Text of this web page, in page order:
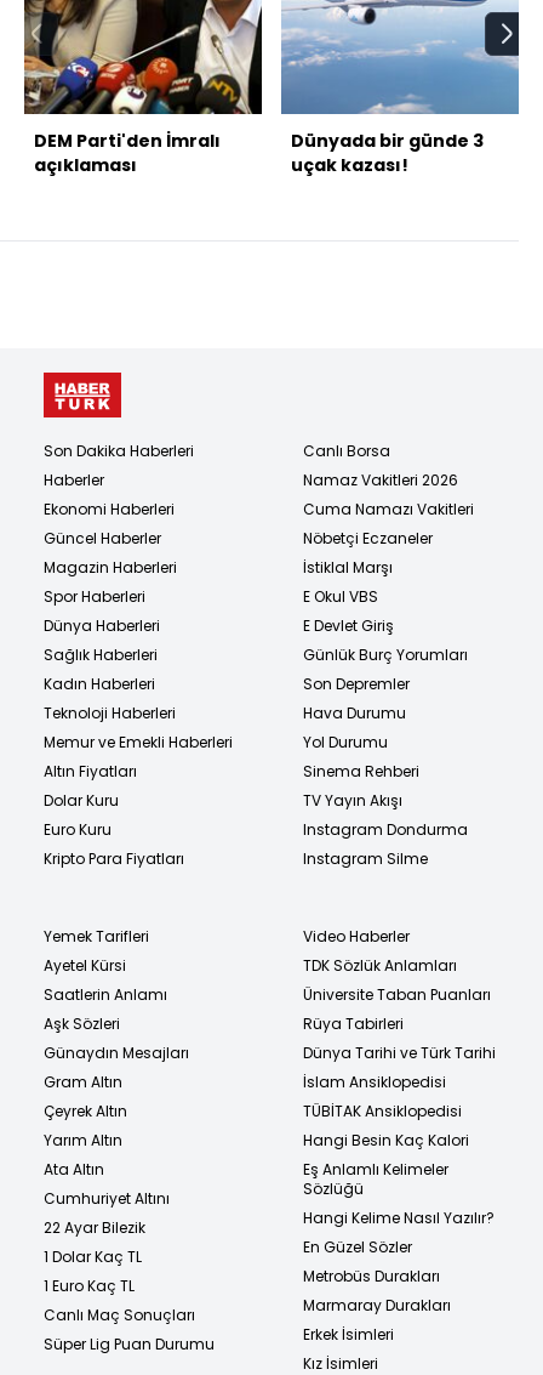
DEM Parti'den İmralı
açıklaması
Dünyada bir günde 3
uçak kazası!
Son Dakika Haberleri
Haberler
Ekonomi Haberleri
Güncel Haberler
Magazin Haberleri
Spor Haberleri
Dünya Haberleri
Sağlık Haberleri
Kadın Haberleri
Teknoloji Haberleri
Memur ve Emekli Haberleri
Altın Fiyatları
Dolar Kuru
Euro Kuru
Kripto Para Fiyatları
Canlı Borsa
Namaz Vakitleri 2026
Cuma Namazı Vakitleri
Nöbetçi Eczaneler
İstiklal Marşı
E Okul VBS
E Devlet Giriş
Günlük Burç Yorumları
Son Depremler
Hava Durumu
Yol Durumu
Sinema Rehberi
TV Yayın Akışı
Instagram Dondurma
Instagram Silme
Yemek Tarifleri
Ayetel Kürsi
Saatlerin Anlamı
Aşk Sözleri
Günaydın Mesajları
Gram Altın
Çeyrek Altın
Yarım Altın
Ata Altın
Cumhuriyet Altını
22 Ayar Bilezik
1 Dolar Kaç TL
1 Euro Kaç TL
Canlı Maç Sonuçları
Süper Lig Puan Durumu
Video Haberler
TDK Sözlük Anlamları
Üniversite Taban Puanları
Rüya Tabirleri
Dünya Tarihi ve Türk Tarihi
İslam Ansiklopedisi
TÜBİTAK Ansiklopedisi
Hangi Besin Kaç Kalori
Eş Anlamlı Kelimeler
Sözlüğü
Hangi Kelime Nasıl Yazılır?
En Güzel Sözler
Metrobüs Durakları
Marmaray Durakları
Erkek İsimleri
Kız İsimleri